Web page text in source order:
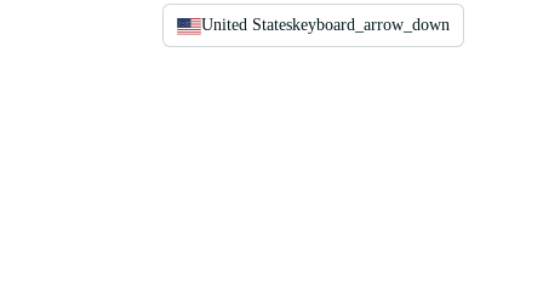
United Stateskeyboard_arrow_down